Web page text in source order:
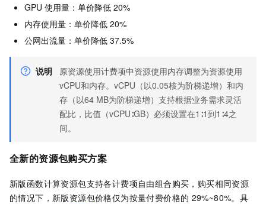
GPU 使用量：单价降低 20%
内存使用量：单价降低 20%
公网出流量：单价降低 37.5%
说明
原资源使用计费项中资源使用内存调整为资源使用
vCPU和内存。vCPU（以0.05核为阶梯递增）和内
存（以64 MB为阶梯递增）支持根据业务需求灵活
配比，比值（vCPU∶GB）必须设置在1∶1到1∶4之
间。
全新的资源包购买方案
新版函数计算资源包支持各计费项自由组合购买，购买相同资源
的情况下，新版资源包价格仅为按量付费价格的 29%~80%。具